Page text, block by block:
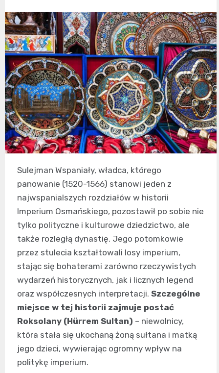
Sulejman Wspaniały, władca, którego
panowanie (1520-1566) stanowi jeden z
najwspanialszych rozdziałów w historii
Imperium Osmańskiego, pozostawił po sobie nie
tylko polityczne i kulturowe dziedzictwo, ale
także rozległą dynastię. Jego potomkowie
przez stulecia kształtowali losy imperium,
stając się bohaterami zarówno rzeczywistych
wydarzeń historycznych, jak i licznych legend
oraz współczesnych interpretacji. Szczególne
miejsce w tej historii zajmuje postać
Roksolany (Hürrem Sultan) – niewolnicy,
która stała się ukochaną żoną sułtana i matką
jego dzieci, wywierając ogromny wpływ na
politykę imperium.